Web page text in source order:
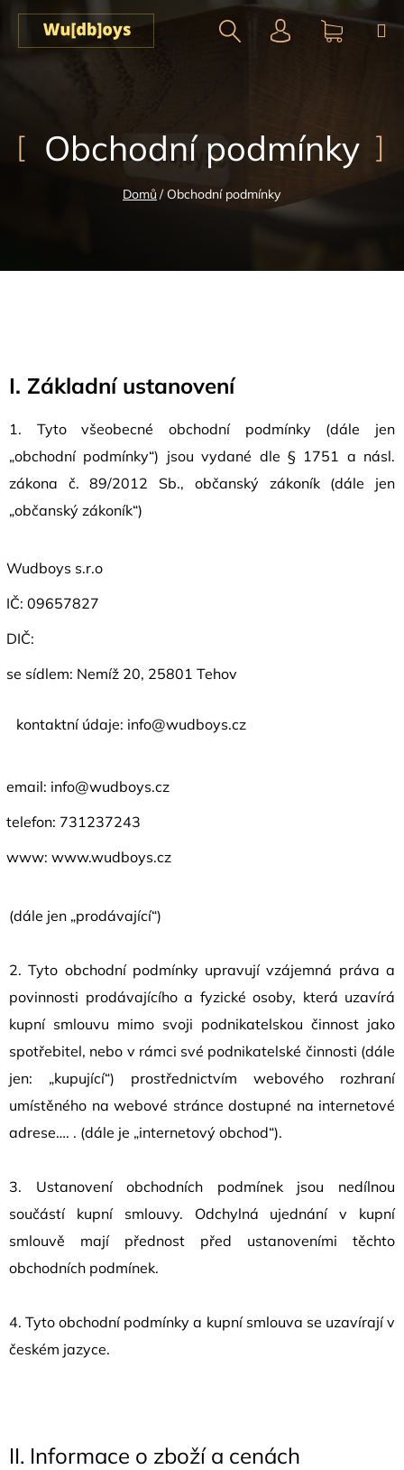
Přejít
obsah
Domů / Obchodní podmínky
Obchodní podmínky
I. Základní ustanovení
1. Tyto všeobecné obchodní podmínky (dále jen
„obchodní podmínky“) jsou vydané dle § 1751 a násl.
zákona č. 89/2012 Sb., občanský zákoník (dále jen
„občanský zákoník“)
Wudboys s.r.o
IČ: 09657827
DIČ:
se sídlem: Nemíž 20, 25801 Tehov
kontaktní údaje: info@wudboys.cz
email: info@wudboys.cz
telefon: 731237243
www: www.wudboys.cz
(dále jen „prodávající“)
2. Tyto obchodní podmínky upravují vzájemná práva a
povinnosti prodávajícího a fyzické osoby, která uzavírá
kupní smlouvu mimo svoji podnikatelskou činnost jako
spotřebitel, nebo v rámci své podnikatelské činnosti (dále
jen: „kupující“) prostřednictvím webového rozhraní
umístěného na webové stránce dostupné na internetové
adrese…. . (dále je „internetový obchod“).
3. Ustanovení obchodních podmínek jsou nedílnou
součástí kupní smlouvy. Odchylná ujednání v kupní
smlouvě mají přednost před ustanoveními těchto
obchodních podmínek.
4. Tyto obchodní podmínky a kupní smlouva se uzavírají v
českém jazyce.
II. Informace o zboží a cenách